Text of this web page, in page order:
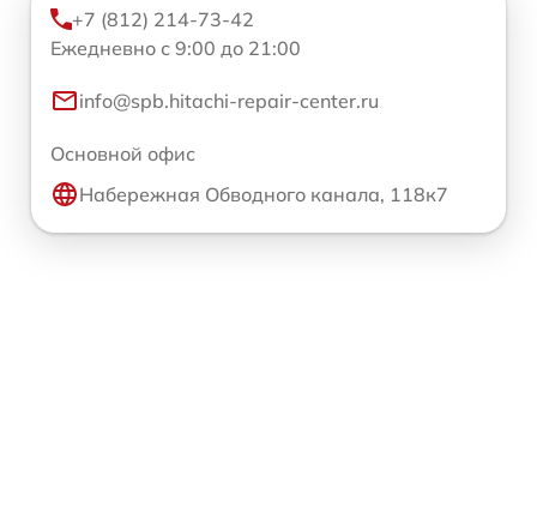
+7 (812) 214-73-42
Ежедневно с 9:00 до 21:00
info@spb.hitachi-repair-center.ru
Основной офис
Набережная Обводного канала, 118к7